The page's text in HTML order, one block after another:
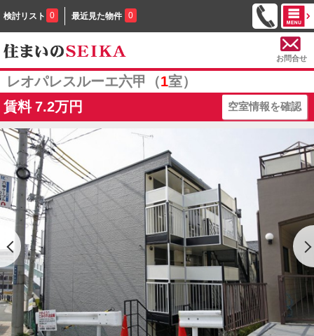
検討リスト 0 最近見た物件 0
お問合せ
レオパレスルーエ六甲（1室）
賃料 7.2万円 空室情報を確認